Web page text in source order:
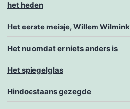
het heden
Het eerste meisje, Willem Wilmink
Het nu omdat er niets anders is
Het spiegelglas
Hindoestaans gezegde